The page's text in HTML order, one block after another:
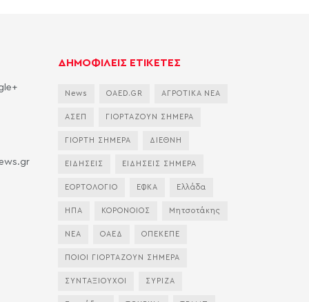
ΔΗΜΟΦΙΛΕΙΣ ΕΤΙΚΕΤΕΣ
News OAED.GR ΑΓΡΟΤΙΚΑ ΝΕΑ
ΑΣΕΠ ΓΙΟΡΤΑΖΟΥΝ ΣΗΜΕΡΑ
ΓΙΟΡΤΗ ΣΗΜΕΡΑ ΔΙΕΘΝΗ
ΕΙΔΗΣΕΙΣ ΕΙΔΗΣΕΙΣ ΣΗΜΕΡΑ
ΕΟΡΤΟΛΟΓΙΟ ΕΦΚΑ Ελλάδα
ΗΠΑ ΚΟΡΟΝΟΙΟΣ Μητσοτάκης
ΝΕΑ ΟΑΕΔ ΟΠΕΚΕΠΕ
ΠΟΙΟΙ ΓΙΟΡΤΑΖΟΥΝ ΣΗΜΕΡΑ
ΣΥΝΤΑΞΙΟΥΧΟΙ ΣΥΡΙΖΑ